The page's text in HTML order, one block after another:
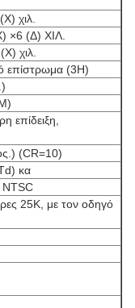
χιλ.
×6 (Δ) ΧΙΛ.
χιλ.
επίστρωμα (3H)
επίδειξη,
(CR=10)
κα
25K, με τον οδηγό